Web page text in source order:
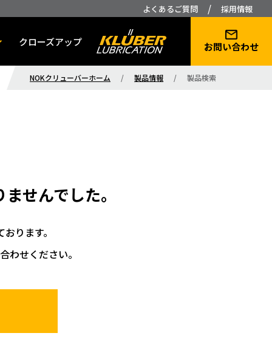
よくあるご質問 / 採用情報
クローズアップ お問い合わせ
NOKクリューバーホーム / 製品情報 / 製品検索
せんでした。
ります。
わせください。